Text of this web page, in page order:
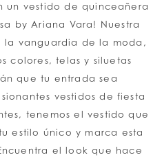
un vestido de quinceañera
by Ariana Vara! Nuestra
la vanguardia de la moda,
colores, telas y siluetas
que tu entrada sea
vestidos de fiesta
tenemos el vestido que
estilo único y marca esta
el look que hace